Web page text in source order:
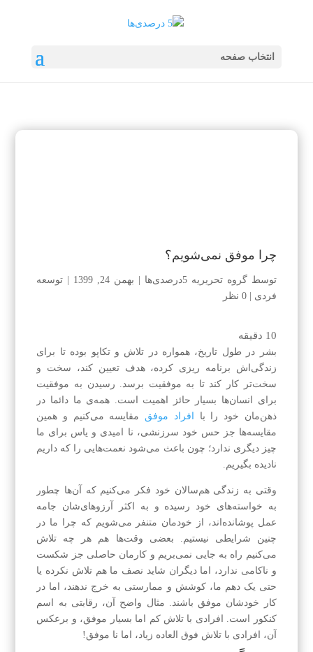
انتخاب صفحه
چرا موفق نمی‌شویم؟
توسطگروه تحریریه 5درصدی‌ها بهمن 24, 1399
توسعه
فردی |0 نظر
10 دقیقه
بشر در طول تاریخ، همواره در تلاش و تکاپو بوده تا برای
زندگی‌اش برنامه ریزی کرده، هدف تعیین کند، سخت و
سخت‌تر کار کند تا به موفقیت برسد. رسیدن به موفقیت
برای انسان‌ها بسیار حائز اهمیت است. همه‌ی ما دائما در
ذهن‌مان خود را با
افراد موفقمقایسه می‌کنیم و همین
مقایسه‌ها جز حس خود ‌سرزنشی، نا امیدی و یاس برای ما
چیز دیگری ندارد؛ چون باعث می‌شود نعمت‌هایی را که داریم
نادیده بگیریم.
وقتی به زندگی هم‌سالان خود فکر می‌کنیم که آن‌ها چطور
به خواسته‌های خود رسیده و به اکثر آرزوهای‌شان جامه
عمل پوشانده‌اند، از خودمان متنفر می‌شویم که چرا ما در
چنین شرایطی نیستیم. بعضی وقت‌ها هم هر چه تلاش
می‌کنیم راه به جایی نمی‌بریم و کارمان حاصلی جز شکست
و ناکامی ندارد، اما دیگران شاید نصف ما هم تلاش نکرده یا
حتی یک دهم ما، کوشش و ممارستی به خرج ندهند، اما در
کار خودشان موفق باشند. مثال واضح آن، رقابتی به اسم
کنکور است. افرادی با تلاش کم اما بسیار موفق، و برعکس
آن، افرادی با تلاش فوق العاده زیاد، اما نا موفق!